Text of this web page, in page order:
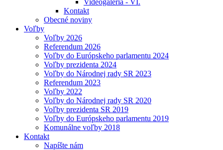
Kontakt
Obecné noviny
Voľby
Voľby 2026
Referendum 2026
Voľby do Európskeho parlamentu 2024
Voľby prezidenta 2024
Voľby do Národnej rady SR 2023
Referendum 2023
Voľby 2022
Voľby do Národnej rady SR 2020
Voľby prezidenta SR 2019
Voľby do Európskeho parlamentu 2019
Komunálne voľby 2018
Kontakt
Napíšte nám